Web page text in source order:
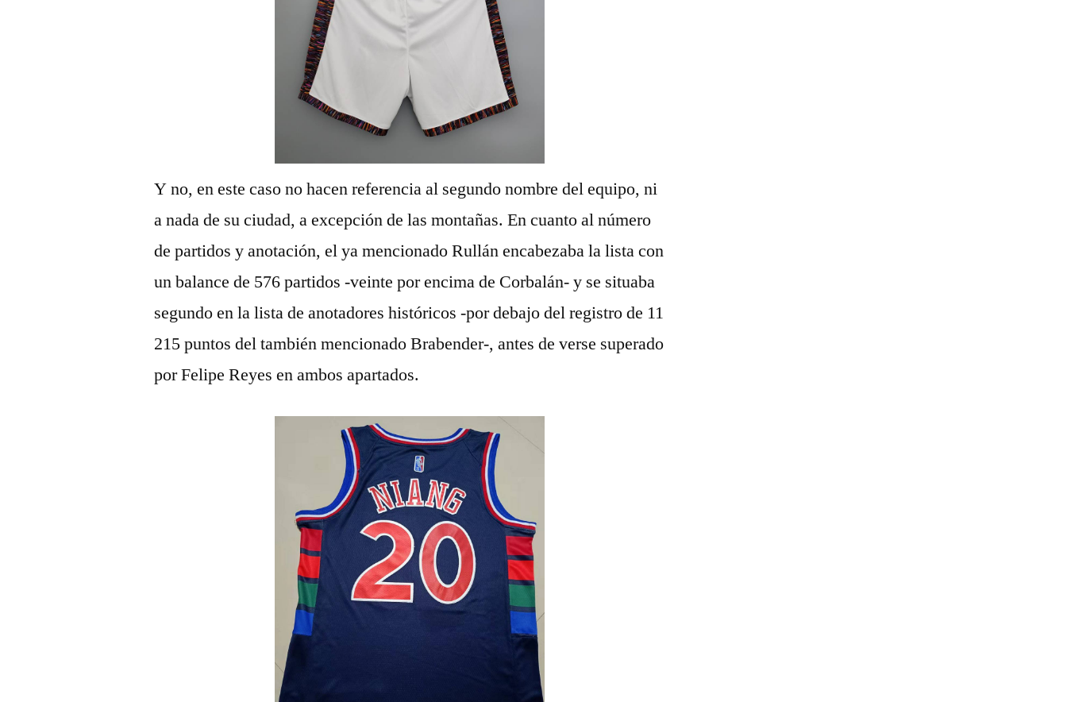
Y no, en este caso no hacen referencia al segundo nombre del equipo, ni
a nada de su ciudad, a excepción de las montañas. En cuanto al número
de partidos y anotación, el ya mencionado Rullán encabezaba la lista con
un balance de 576 partidos -veinte por encima de Corbalán- y se situaba
segundo en la lista de anotadores históricos -por debajo del registro de 11
215 puntos del también mencionado Brabender-, antes de verse superado
por Felipe Reyes en ambos apartados.